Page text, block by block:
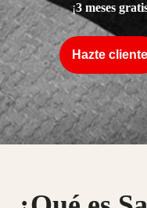
¡3 meses
Hazte cliente